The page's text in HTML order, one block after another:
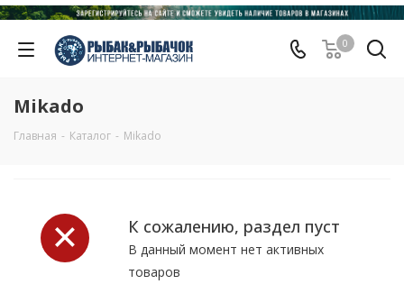
0
Mikado
Главная - Каталог - Mikado
К сожалению, раздел пуст
В данный момент нет активных
товаров